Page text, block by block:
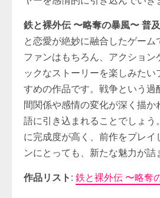
鉄と裸外伝 〜略奪の暴風〜 普
と恋愛が絶妙に融合したゲー
ファンはもちろん、アクション
ックなストーリーを楽しみた
すめの作品です。戦争という過
間関係や感情の変化が深く描か
語に引き込まれることでしょう
に完成度が高く、前作をプレイ
ンにとっても、新たな魅力が詰
作品リスト: 鉄と裸外伝 〜略奪